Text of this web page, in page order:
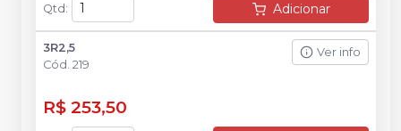
Qtd : Adicionar
3R2,5
Cód. 219
Ver info
R$ 253,50